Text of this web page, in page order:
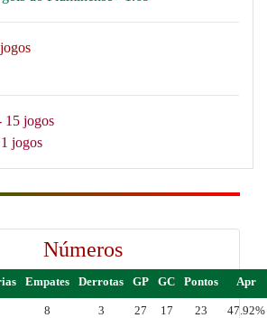
15 jogos
jogos
Números
Empates Derrotas GP GC Pontos Apr
8 3 27 17 23 47.92%